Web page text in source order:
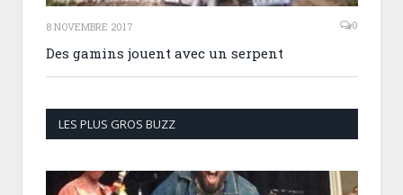
8 NOVEMBRE 2017 0
Des gamins jouent avec un serpent
LES PLUS GROS BUZZ